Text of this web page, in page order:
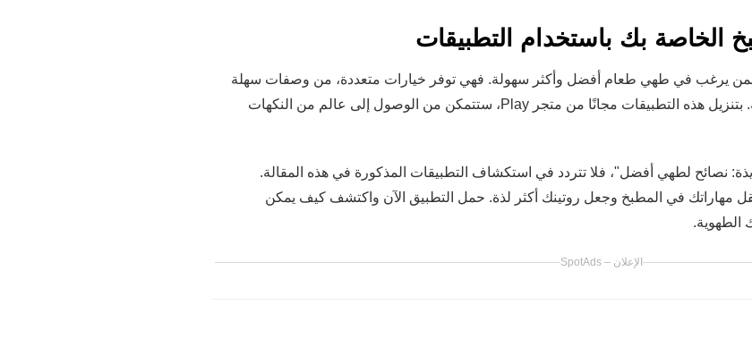
الإعلان – SpotAds
أنا متخصص في تكنولوجيا المعلومات وأعمل حاليًا كاتبًا في مدونة Notícia Tecnologia. مهمتي هي إنشاء محتوى